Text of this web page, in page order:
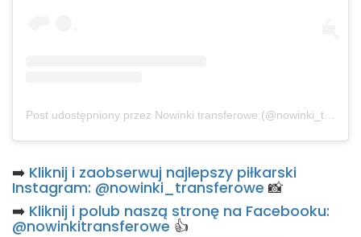
➡️ Kliknij i zaobserwuj najlepszy piłkarski
Instagram: @nowinki_transferowe 📸
➡️ Kliknij i polub naszą stronę na Facebooku:
@nowinkitransferowe 👍